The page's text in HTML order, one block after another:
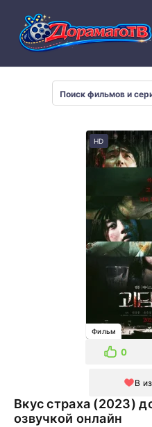
HD
Фильм
0
В
Вкус страха (2023)
озвучкой онлайн